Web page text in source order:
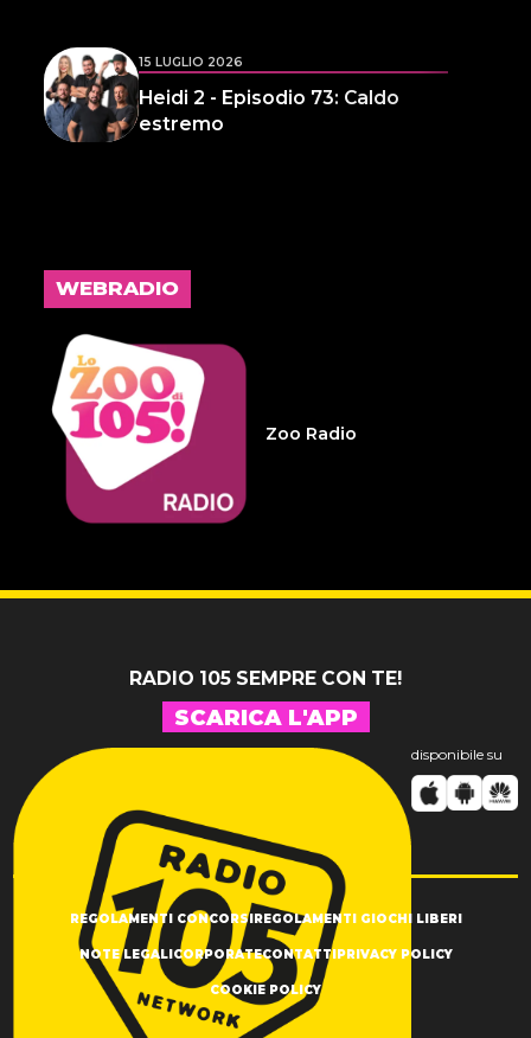
15 LUGLIO 2026
Heidi 2 - Episodio 73: Caldo
estremo
frammenti d'anima 32
14 LUGLIO 2026
Infameria Telefonica -
Sospensione patente
WEBRADIO
Zoo Radio
RADIO 105 SEMPRE CON TE!
SCARICA L'APP
disponibile su
REGOLAMENTI CONCORSI REGOLAMENTI GIOCHI LIBERI
NOTE LEGALI CORPORATECONTATTI PRIVACY POLICY
COOKIE POLICY